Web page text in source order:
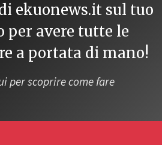
ekuonews.it sul tuo
per avere tutte le
a portata di mano!
per scoprire come fare